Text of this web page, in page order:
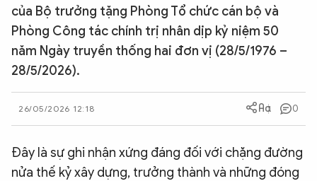
PHÁP LUẬT
CÔNG NGHỆ
QUỐC TẾ
của Bộ trưởng tặng Phòng Tổ chức cán bộ và
Phòng Công tác chính trị nhân dịp kỷ niệm 50
năm Ngày truyền thống hai đơn vị (28/5/1976 –
28/5/2026).
26/05/2026 12:18 0
Đây là sự ghi nhận xứng đáng đối với chặng đường
nửa thế kỷ xây dựng, trưởng thành và những đóng